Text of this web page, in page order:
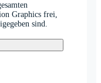
Graphics frei,
sind.